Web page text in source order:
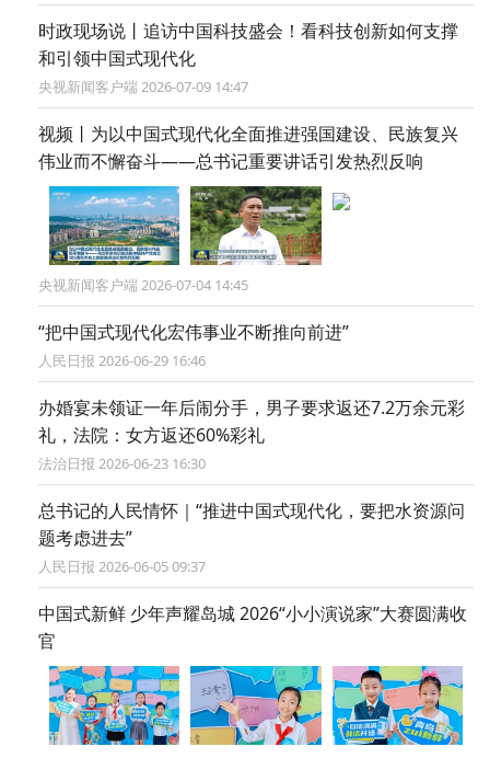
时政现场说丨追访中国科技盛会！看科技创新如何支撑
和引领中国式现代化
央视新闻客户端 2026-07-09 14:47
视频丨为以中国式现代化全面推进强国建设、民族复兴
伟业而不懈奋斗——总书记重要讲话引发热烈反响
央视新闻客户端 2026-07-04 14:45
“把中国式现代化宏伟事业不断推向前进”
人民日报 2026-06-29 16:46
办婚宴未领证一年后闹分手，男子要求返还7.2万余元彩
礼，法院：女方返还60%彩礼
法治日报 2026-06-23 16:30
总书记的人民情怀｜“推进中国式现代化，要把水资源问
题考虑进去”
人民日报 2026-06-05 09:37
中国式新鲜 少年声耀岛城 2026“小小演说家”大赛圆满收
官